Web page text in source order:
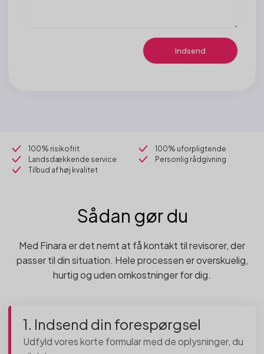
100% risikofrit
100% uforpligtende
Landsdækkende service
Personlig rådgivning
Tilbud af høj kvalitet
Sådan gør du
Med Finara er det nemt at få kontakt til revisorer, der
passer til din situation. Hele processen er overskuelig,
hurtig og uden omkostninger for dig.
1. Indsend din forespørgsel
Udfyld vores korte formular med de oplysninger, du